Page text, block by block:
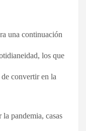
una continuación
los que
convertir en la
pandemia, casas